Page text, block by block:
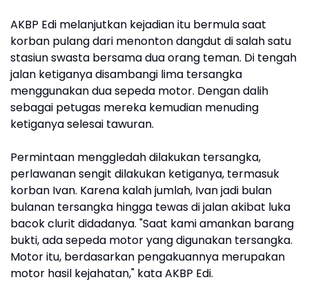
AKBP Edi melanjutkan kejadian itu bermula saat
korban pulang dari menonton dangdut di salah satu
stasiun swasta bersama dua orang teman. Di tengah
jalan ketiganya disambangi lima tersangka
menggunakan dua sepeda motor. Dengan dalih
sebagai petugas mereka kemudian menuding
ketiganya selesai tawuran.
Permintaan menggledah dilakukan tersangka,
perlawanan sengit dilakukan ketiganya, termasuk
korban Ivan. Karena kalah jumlah, Ivan jadi bulan
bulanan tersangka hingga tewas di jalan akibat luka
bacok clurit didadanya. "Saat kami amankan barang
bukti, ada sepeda motor yang digunakan tersangka.
Motor itu, berdasarkan pengakuannya merupakan
motor hasil kejahatan," kata AKBP Edi.